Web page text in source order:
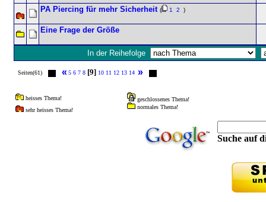
PA Piercing für mehr Sicherheit ( 1 2 )
Eine Frage der Größe
In der Reihefolge
Seiten(61) « 5 6 7 8 [9] 10 11 12 13 14 »
heisses Thema!
sehr heisses Thema!
geschlossenes Thema!
normales Thema!
Suche auf